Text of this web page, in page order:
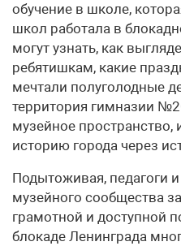
обучение в школе,
школ работала в
могут узнать, как
ребятишкам, какие
мечтали полуголодные
территория гимназии
музейное пространство,
историю города через
Подытоживая, педагоги
музейного сообщества
грамотной и доступной
блокаде Ленинграда